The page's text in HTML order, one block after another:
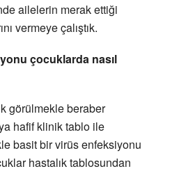
ailelerin merak ettiği
vermeye çalıştık.
çocuklarda nasıl
görülmekle beraber
hafif klinik tablo ile
basit bir virüs enfeksiyonu
hastalık tablosundan